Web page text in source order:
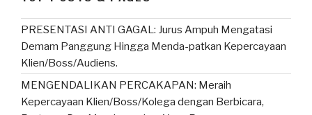
PRESENTASI ANTI GAGAL: Jurus Ampuh Mengatasi
Demam Panggung Hingga Menda-patkan Kepercayaan
Klien/Boss/Audiens.
MENGENDALIKAN PERCAKAPAN: Meraih
Kepercayaan Klien/Boss/Kolega dengan Berbicara,